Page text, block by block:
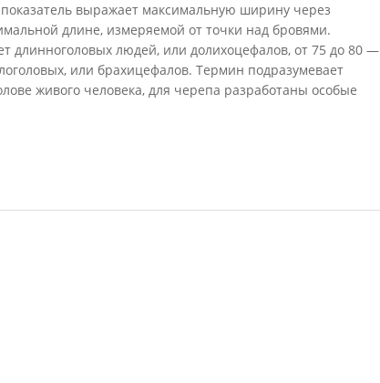
выражает максимальную ширину через
длине, измеряемой от точки над бровями.
длинноголовых людей, или долихоцефалов, от 75 до 80 —
или брахицефалов. Термин подразумевает
живого человека, для черепа разработаны особые